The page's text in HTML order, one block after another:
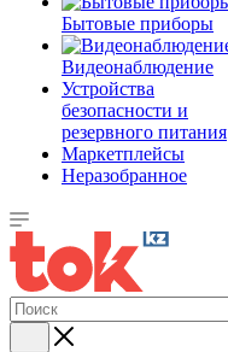
Бытовые приборы
Видеонаблюдение
Устройства
безопасности и
резервного питания
Маркетплейсы
Неразобранное